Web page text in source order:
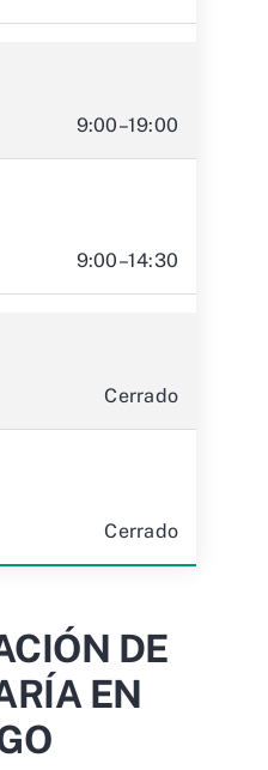
9:00–19:00
9:00–14:30
Cerrado
Cerrado
DE
EN